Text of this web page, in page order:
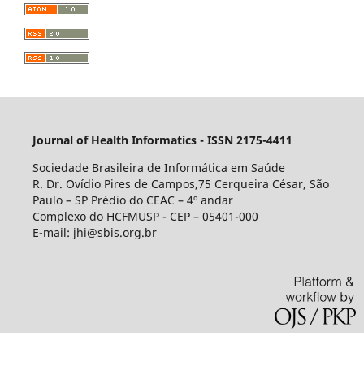
Journal of Health Informatics - ISSN 2175-4411
Sociedade Brasileira de Informática em Saúde
R. Dr. Ovídio Pires de Campos,75 Cerqueira César, São
Paulo – SP Prédio do CEAC – 4º andar
Complexo do HCFMUSP - CEP – 05401-000
E-mail: jhi@sbis.org.br